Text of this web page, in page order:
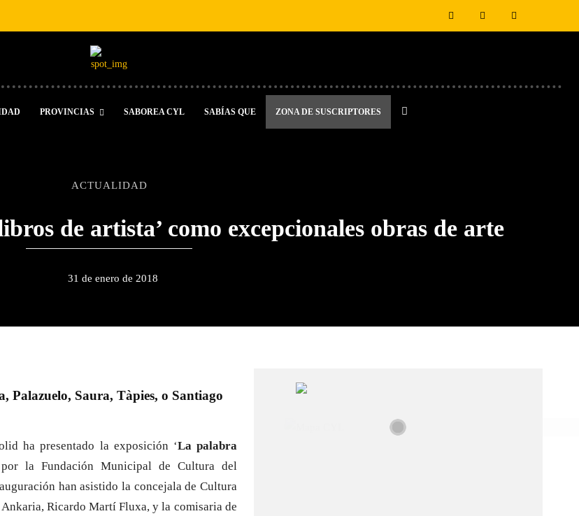
PROVINCIAS SABOREA CYL SABÍAS QUE ZONA DE SUSCRIPTORES
ACTUALIDAD
de artista’ como excepcionales obras de arte
31 de enero de 2018
Palazuelo, Saura, Tàpies, o Santiago
ha presentado la exposición ‘La palabra
la Fundación Municipal de Cultura del
han asistido la concejala de Cultura
Ricardo Martí Fluxa, y la comisaria de